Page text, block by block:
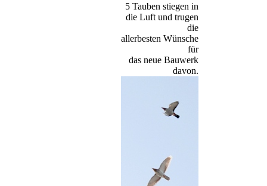
5 Tauben stiegen in
die Luft und trugen
die
allerbesten Wünsche
für
das neue Bauwerk
davon.